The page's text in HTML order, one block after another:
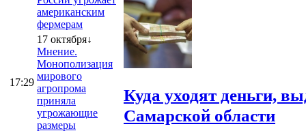
американским
фермерам
17:29
17 октября↓
Мнение.
Монополизация
мирового
агропрома
приняла
угрожающие
размеры
Куда уходят деньги,
Самарской области